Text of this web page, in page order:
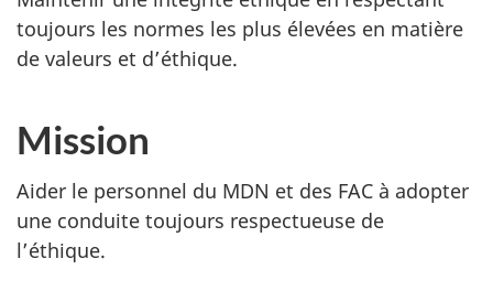
toujours les normes les plus élevées en matière
de valeurs et d’éthique.
Mission
Aider le personnel du MDN et des FAC à adopter
une conduite toujours respectueuse de
l’éthique.